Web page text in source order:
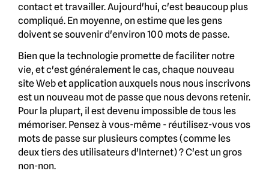
contact et travailler. Aujourd'hui, c'est beaucoup plus
compliqué. En moyenne, on estime que les gens
doivent se souvenir d'environ 100 mots de passe.
Bien que la technologie promette de faciliter notre
vie, et c'est généralement le cas, chaque nouveau
site Web et application auxquels nous nous inscrivons
est un nouveau mot de passe que nous devons retenir.
Pour la plupart, il est devenu impossible de tous les
mémoriser. Pensez à vous-même - réutilisez-vous vos
mots de passe sur plusieurs comptes (comme les
deux tiers des utilisateurs d'Internet) ? C'est un gros
non-non.